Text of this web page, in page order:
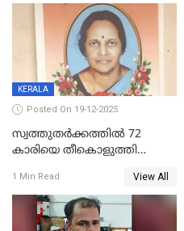
KERALA
Posted On 19-12-2025
സ്വത്തുതര്‍ക്കത്തില്‍ 72
കാരിയെ തീകൊളുത്തി
ക്രൂരകൊലപാതകത്തില്‍
സഹോദരിപുത്രന് ജീവപര്യന്തം
1 Min Read View All